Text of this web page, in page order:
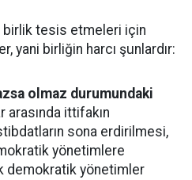
birlik tesis etmeleri için
yani birliğin harcı şunlardır:
olmaz durumundaki
arasında ittifakın
sona erdirilmesi,
yönetimlere
demokratik yönetimler